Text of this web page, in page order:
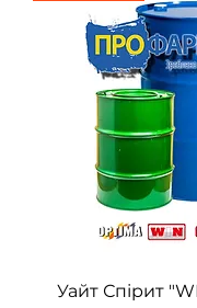
Уайт Спірит